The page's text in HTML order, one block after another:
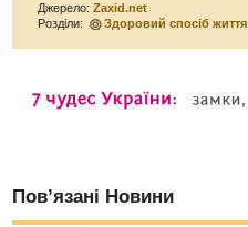
Джерело:Zaxid.net
Розділи:
Здоровий спосіб життя
Пов’язані Новини